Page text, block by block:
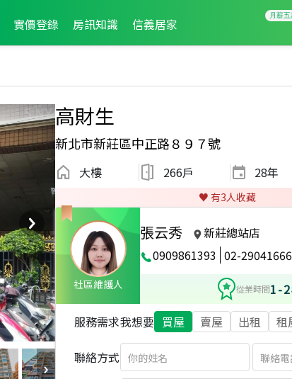
實價登錄 房訊知識 信義居家
高財生
新北市新莊區中正路８９７號
大樓 266戶 28年
♥️ 有3人收藏
社區維護人
張云秀
新莊總站店
0909861393 02-29041666
從業時間1-
服務需求我想要 買屋 賣屋 出租 租
聯絡方式